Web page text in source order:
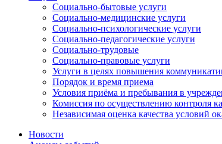
Социально-бытовые услуги
Социально-медицинские услуги
Социально-психологические услуги
Социально-педагогические услуги
Социально-трудовые
Социально-правовые услуги
Услуги в целях повышения
Порядок и время приема
Условия приёма и пребывания в
Комиссия по осуществлению контроля
Независимая оценка качества условий
Новости